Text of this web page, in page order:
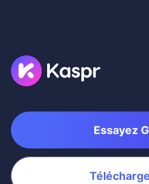
Essayez